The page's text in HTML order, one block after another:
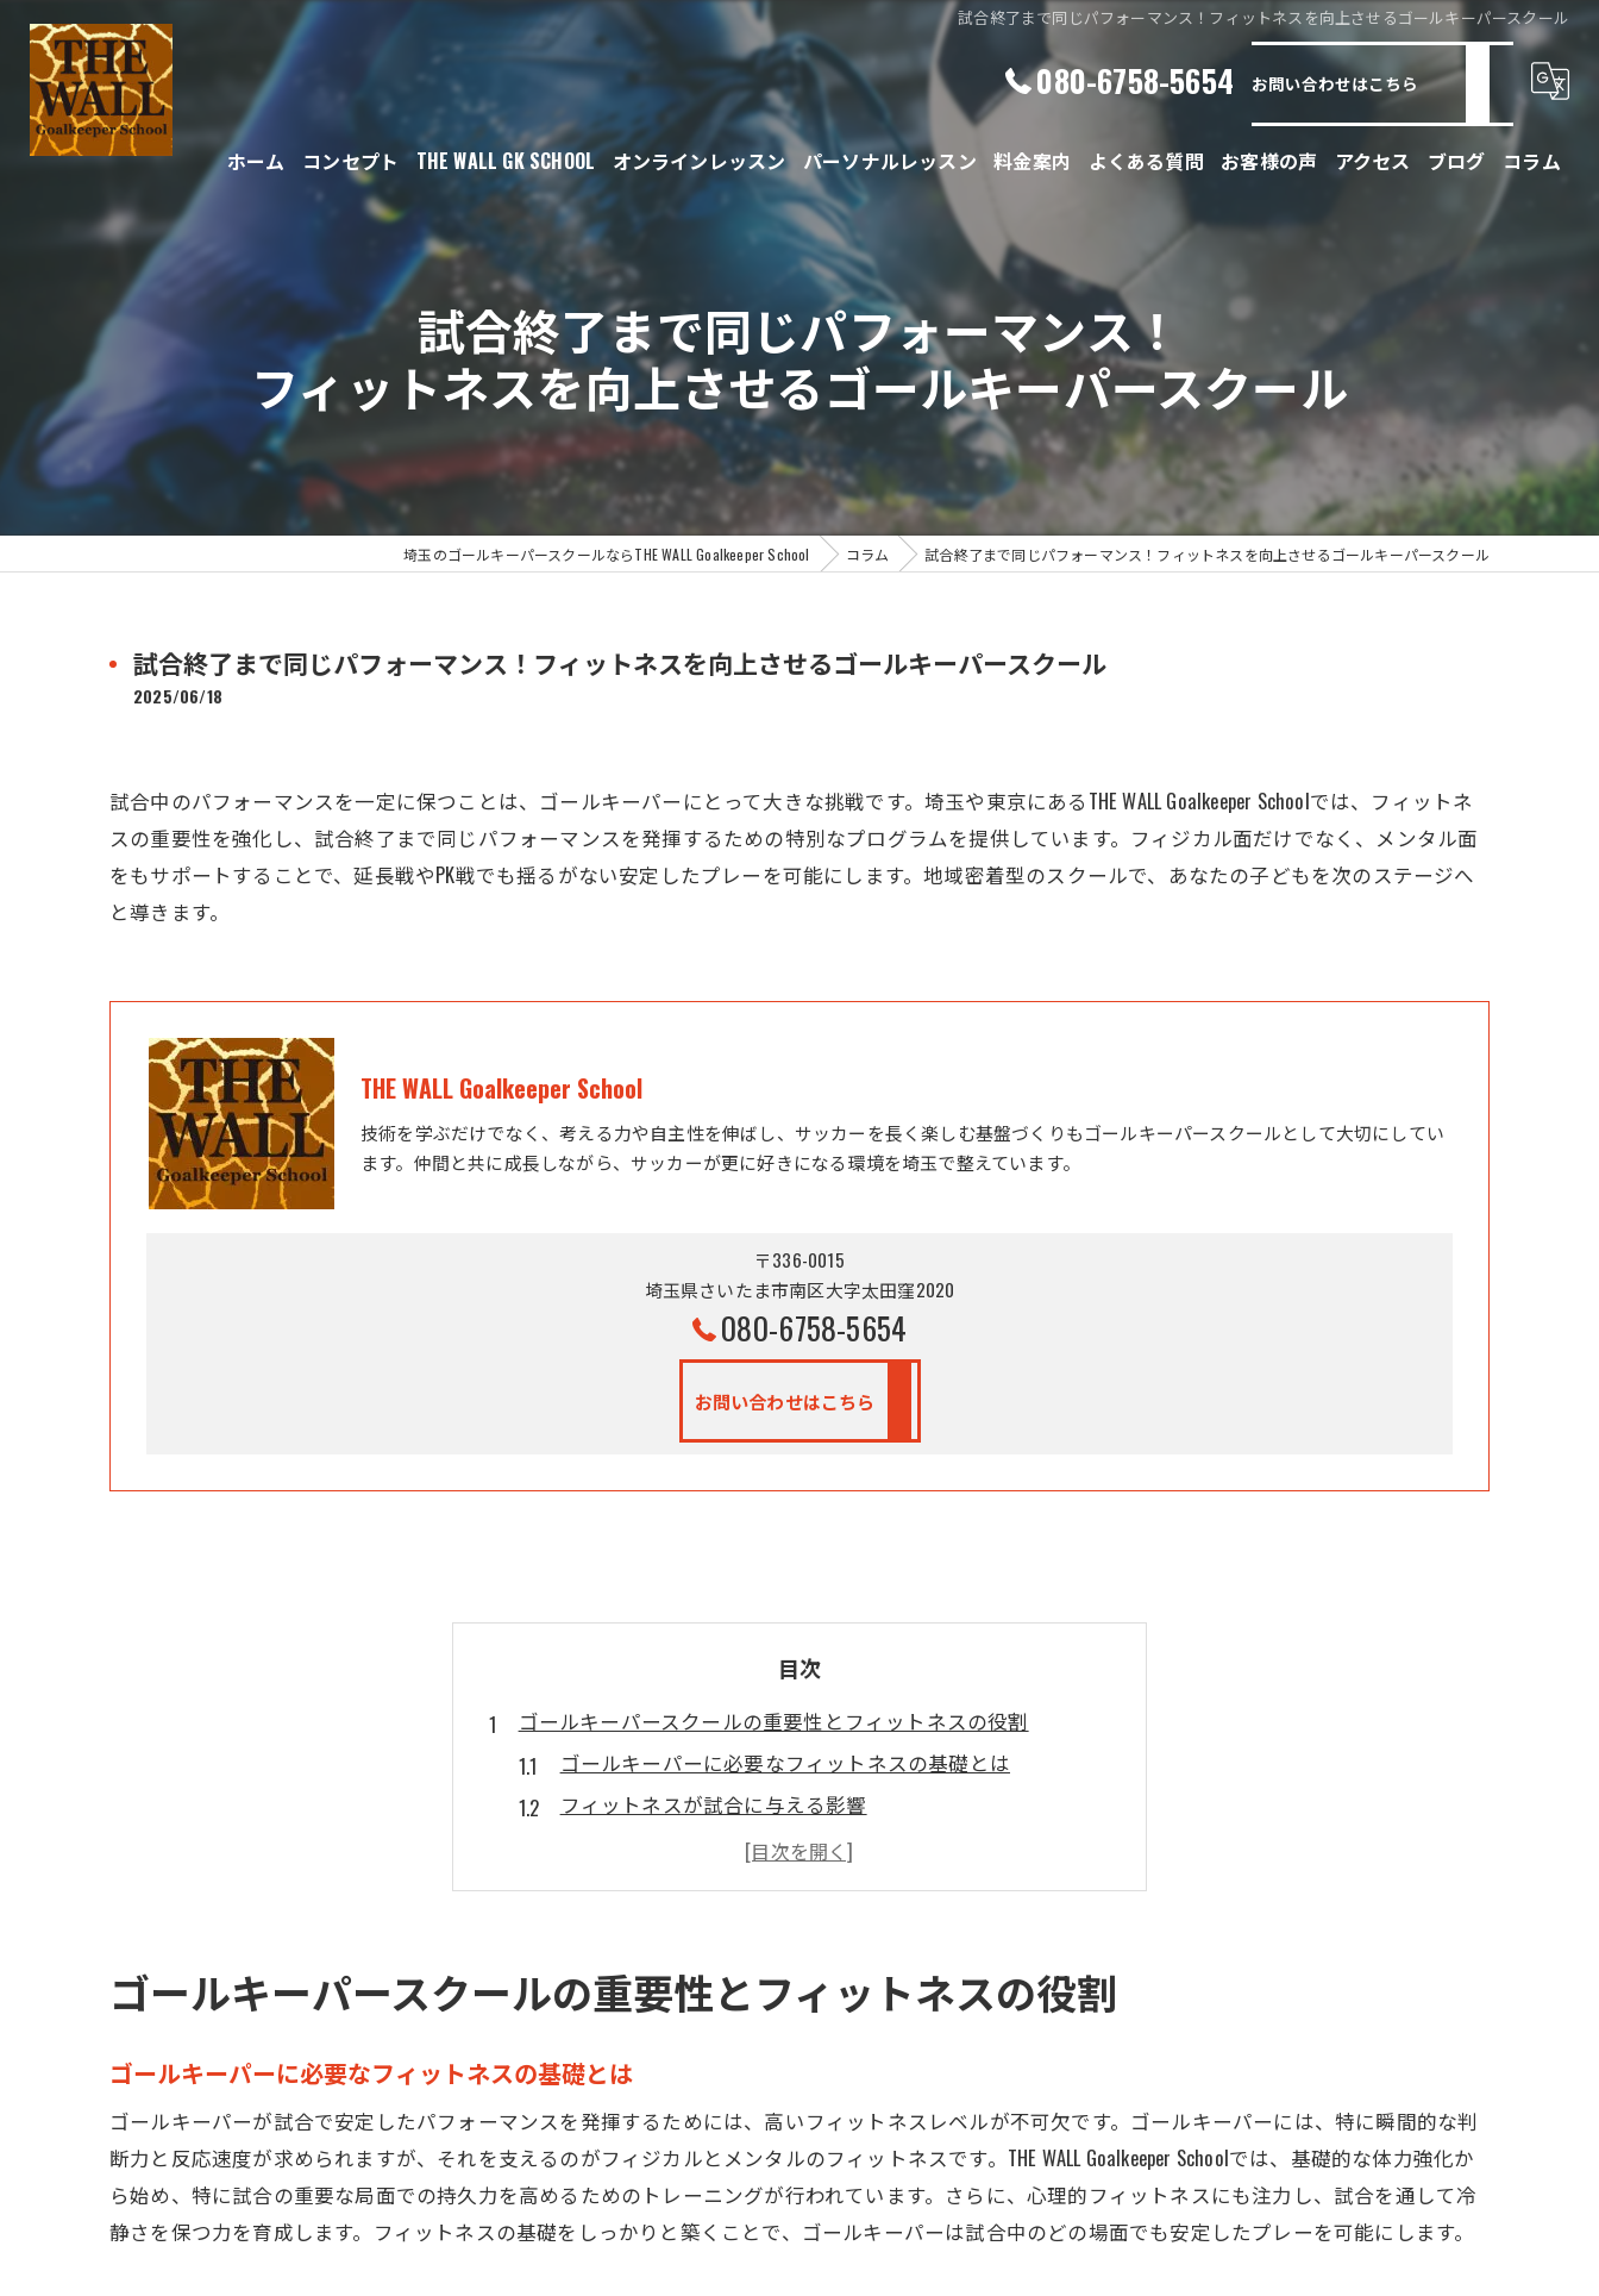
試合終了まで同じパフォーマンス！フィットネスを向上させるゴールキーパースクール
080-6758-5654 お問い合わせはこちら
ホーム コンセプト THE WALL GK SCHOOL オンラインレッスン パーソナルレッスン 料金案内 よくある質問 お客様の声 アクセス ブログ コラム
試合終了まで同じパフォーマンス！
フィットネスを向上させるゴールキーパースクール
埼玉のゴールキーパースクールならTHE WALL Goalkeeper School コラム 試合終了まで同じパフォーマンス！フィットネスを向上させるゴールキーパースクール
試合終了まで同じパフォーマンス！フィットネスを向上させるゴールキーパースクール
2025/06/18
試合中のパフォーマンスを一定に保つことは、ゴールキーパーにとって大きな挑戦です。埼玉や東京にあるTHE WALL Goalkeeper Schoolでは、フィットネ
スの重要性を強化し、試合終了まで同じパフォーマンスを発揮するための特別なプログラムを提供しています。フィジカル面だけでなく、メンタル面
をもサポートすることで、延長戦やPK戦でも揺るがない安定したプレーを可能にします。地域密着型のスクールで、あなたの子どもを次のステージへ
と導きます。
THE WALL Goalkeeper School
技術を学ぶだけでなく、考える力や自主性を伸ばし、サッカーを長く楽しむ基盤づくりもゴールキーパースクールとして大切にしてい
ます。仲間と共に成長しながら、サッカーが更に好きになる環境を埼玉で整えています。
〒336-0015
埼玉県さいたま市南区大字太田窪2020
080-6758-5654
お問い合わせはこちら
目次
ゴールキーパースクールの重要性とフィットネスの役割
ゴールキーパーに必要なフィットネスの基礎とは
フィットネスが試合に与える影響
フィットネスとパフォーマンスの持続性の関係
ゴールキーパー専門フィットネスの重要性
フィットネスの向上が可能にする試合後半の持久力
フィジカルとメンタルの両面を鍛えるゴールキーパープログラム
ゴールキーパーに求められるメンタルの強さ
フィジカル強化のための最新トレーニング法
メンタル面を支えるための心理サポート
フィジカルとメンタルのバランスを取る方法
ゴールキーパースクールの重要性とフィットネスの役割
ゴールキーパーに必要なフィットネスの基礎とは
ゴールキーパーが試合で安定したパフォーマンスを発揮するためには、高いフィットネスレベルが不可欠です。ゴールキーパーには、特に瞬間的な判
断力と反応速度が求められますが、それを支えるのがフィジカルとメンタルのフィットネスです。THE WALL Goalkeeper Schoolでは、基礎的な体力強化か
ら始め、特に試合の重要な局面での持久力を高めるためのトレーニングが行われています。さらに、心理的フィットネスにも注力し、試合を通して冷
静さを保つ力を育成します。フィットネスの基礎をしっかりと築くことで、ゴールキーパーは試合中のどの場面でも安定したプレーを可能にします。